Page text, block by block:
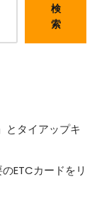
検
索
とタイアップキ
ETCカードをリ